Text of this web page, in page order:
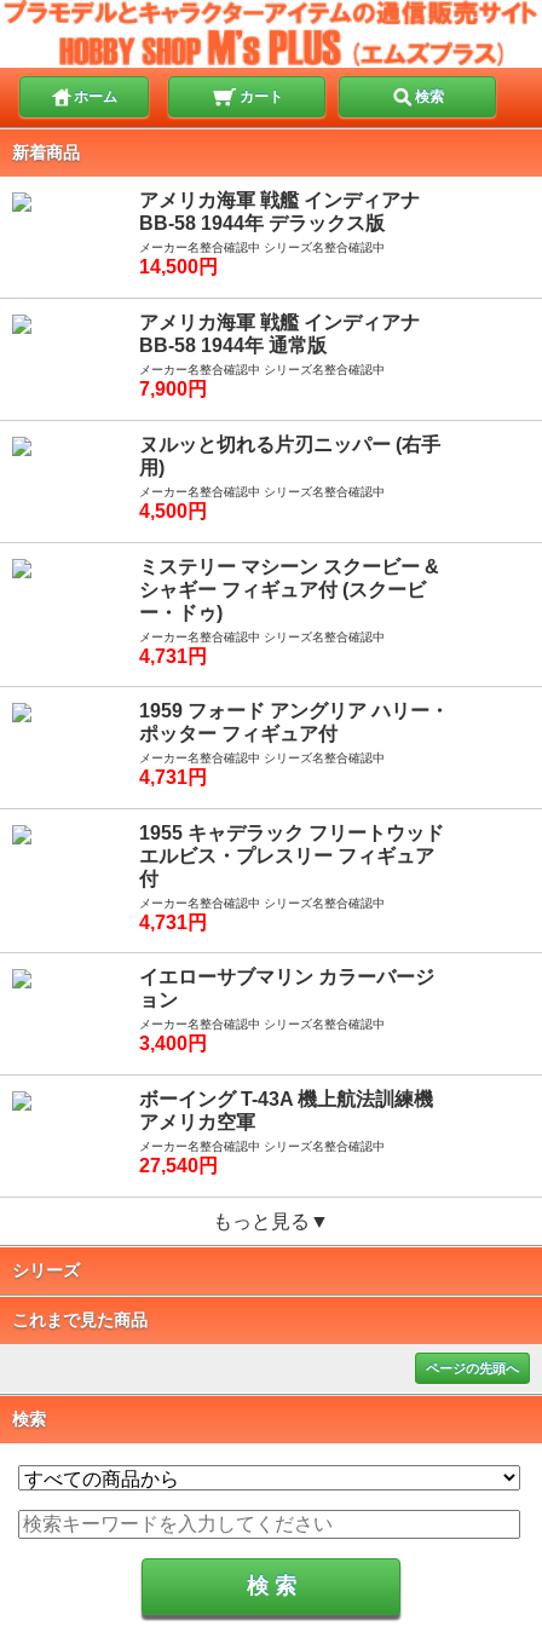
ホーム カート 検索
新着商品
アメリカ海軍 戦艦 インディアナ
BB-58 1944年 デラックス版
メーカー名整合確認中 シリーズ名整合確認中
14,500円
アメリカ海軍 戦艦 インディアナ
BB-58 1944年 通常版
メーカー名整合確認中 シリーズ名整合確認中
7,900円
ヌルッと切れる片刃ニッパー (右手
用)
メーカー名整合確認中 シリーズ名整合確認中
4,500円
ミステリー マシーン スクービー &
シャギー フィギュア付 (スクービ
ー・ドゥ)
メーカー名整合確認中 シリーズ名整合確認中
4,731円
1959 フォード アングリア ハリー・
ポッター フィギュア付
メーカー名整合確認中 シリーズ名整合確認中
4,731円
1955 キャデラック フリートウッド
エルビス・プレスリー フィギュア
付
メーカー名整合確認中 シリーズ名整合確認中
4,731円
イエローサブマリン カラーバージ
ョン
メーカー名整合確認中 シリーズ名整合確認中
3,400円
ボーイング T-43A 機上航法訓練機
アメリカ空軍
メーカー名整合確認中 シリーズ名整合確認中
27,540円
もっと見る▼
シリーズ
これまで見た商品
ページの先頭へ
検索